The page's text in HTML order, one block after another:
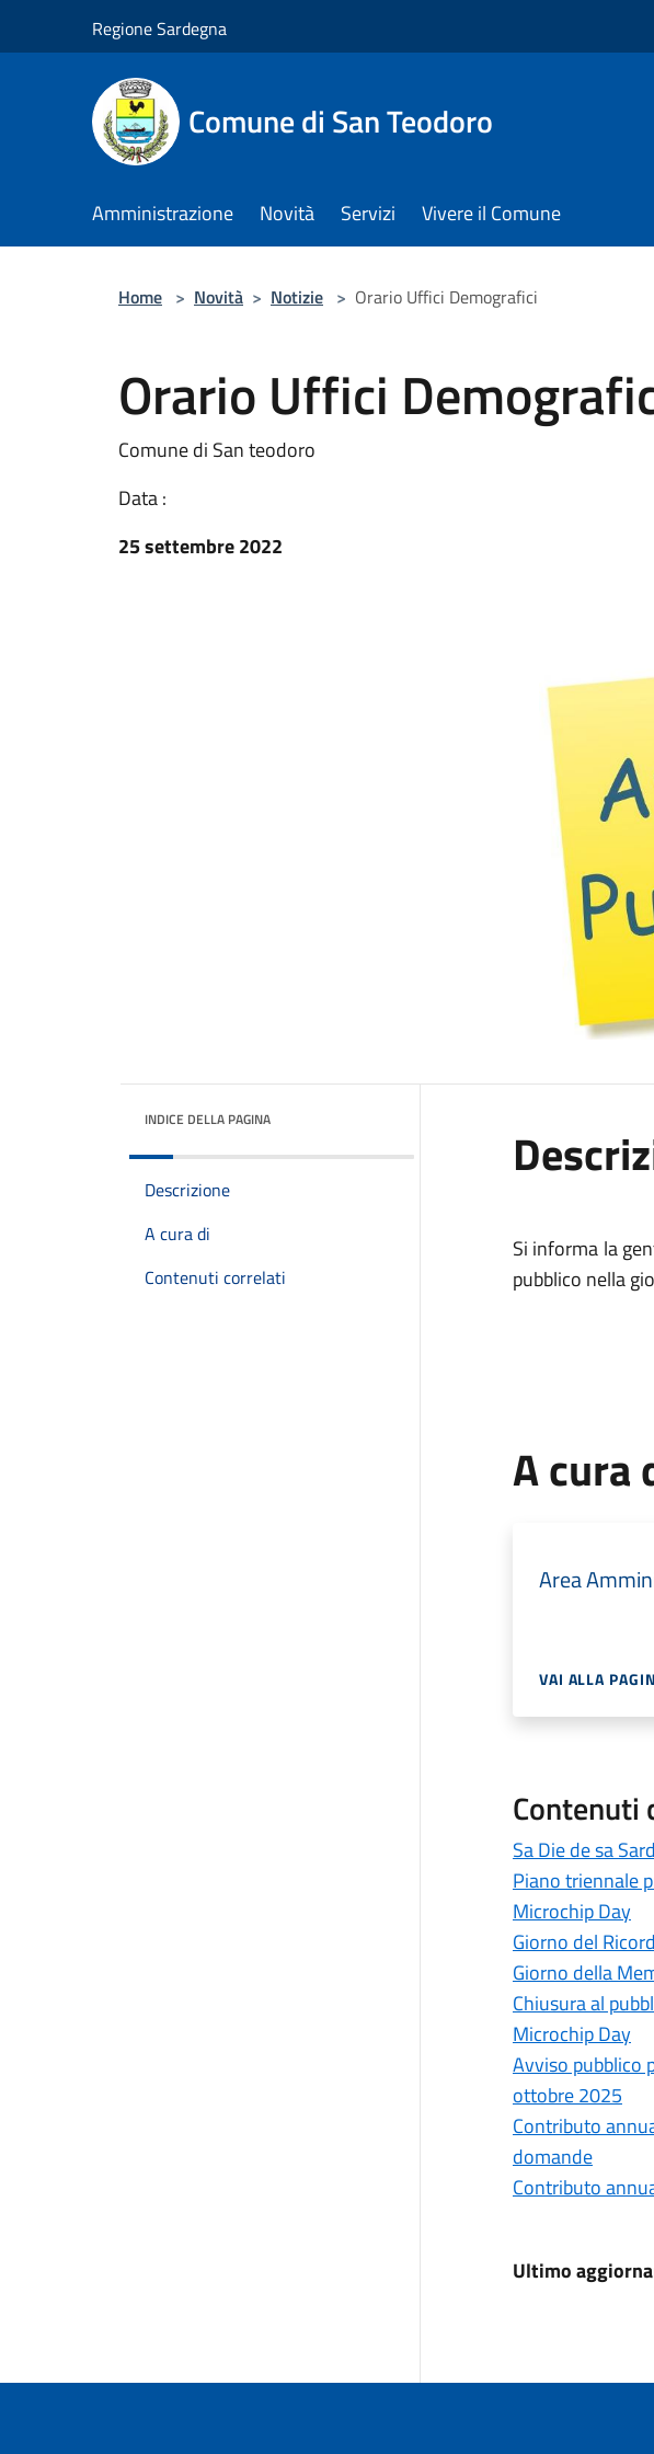
Regione Sardegna
Comune di San Teodoro
Amministrazione Novità Servizi Vivere il Comune
Home > Novità > Notizie > Orario Uffici Demografici
Orario Uffici
Comune di San teodoro
Data :
25 settembre 2022
INDICE DELLA PAGINA
Descrizione
A cura di
Contenuti correlati
Si informa la
pubblico nella
A cura
Area
VAI ALLA
Contenuti
Sa Die de sa
Piano triennale
Microchip Day
Giorno del
Giorno della
Chiusura al
Microchip Day
Avviso pubblico
ottobre 2025
Contributo
domande
Contributo
Ultimo